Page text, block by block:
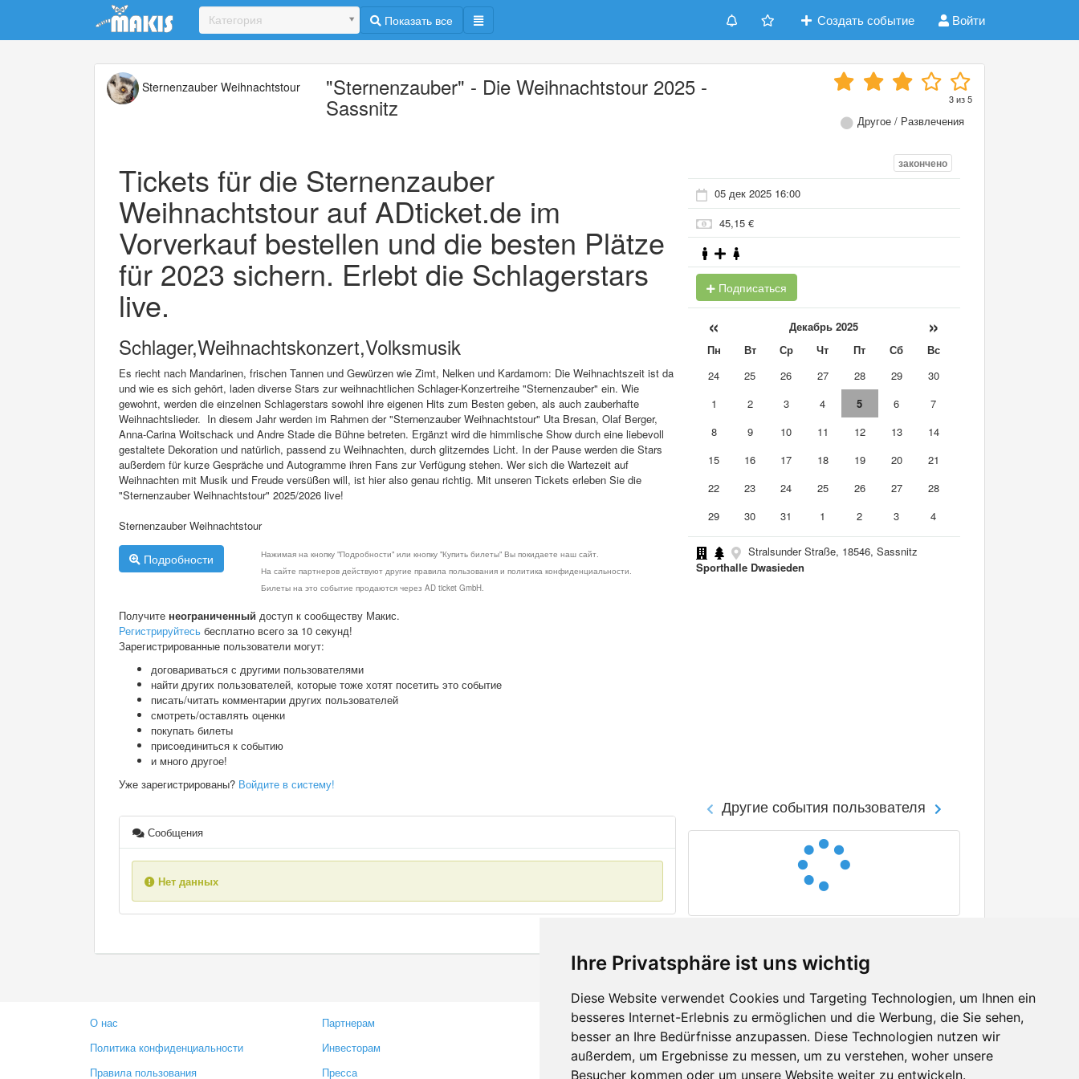
Ihre Privatsphäre ist uns wichtig
Diese Website verwendet Cookies und Targeting Technologien, um Ihnen ein
besseres Internet-Erlebnis zu ermöglichen und die Werbung, die Sie sehen,
besser an Ihre Bedürfnisse anzupassen. Diese Technologien nutzen wir
außerdem, um Ergebnisse zu messen, um zu verstehen, woher unsere
Besucher kommen oder um unsere Website weiter zu entwickeln.
Update cookies preferences
Категория Показать все Создать событие Войти
Sternenzauber Weihnachtstour "Sternenzauber" - Die Weihnachtstour 2025 -
Sassnitz 3из5
Другое / Развлечения
Tickets für die Sternenzauber
Weihnachtstour auf ADticket.de im
Vorverkauf bestellen und die besten Plätze
für 2023 sichern. Erlebt die Schlagerstars
live.
Schlager,Weihnachtskonzert,Volksmusik
Es riecht nach Mandarinen, frischen Tannen und Gewürzen wie Zimt, Nelken und Kardamom: Die Weihnachtszeit ist da
und wie es sich gehört, laden diverse Stars zur weihnachtlichen Schlager-Konzertreihe "Sternenzauber" ein. Wie
gewohnt, werden die einzelnen Schlagerstars sowohl ihre eigenen Hits zum Besten geben, als auch zauberhafte
Weihnachtslieder. In diesem Jahr werden im Rahmen der "Sternenzauber Weihnachtstour" Uta Bresan, Olaf Berger,
Anna-Carina Woitschack und Andre Stade die Bühne betreten. Ergänzt wird die himmlische Show durch eine liebevoll
gestaltete Dekoration und natürlich, passend zu Weihnachten, durch glitzerndes Licht. In der Pause werden die Stars
außerdem für kurze Gespräche und Autogramme ihren Fans zur Verfügung stehen. Wer sich die Wartezeit auf
Weihnachten mit Musik und Freude versüßen will, ist hier also genau richtig. Mit unseren Tickets erleben Sie die
"Sternenzauber Weihnachtstour" 2025/2026 live!
Sternenzauber Weihnachtstour
Подробности
Нажимая на кнопку "Подробности" или кнопку "Купить билеты" Вы покидаете наш сайт.
На сайте партнеров действуют другие правила пользования и политика конфиденциальности.
Билеты на это событие продаются через AD ticket GmbH.
Получите неограниченный доступ к сообществу Макис.
Регистрируйтесь бесплатно всего за 10 секунд!
Зарегистрированные пользователи могут:
договариваться с другими пользователями
найти других пользователей, которые тоже хотят посетить это событие
писать/читать комментарии других пользователей
смотреть/оставлять оценки
покупать билеты
присоединиться к событию
и много другое!
Уже зарегистрированы? Войдите в систему!
Сообщения
Нет данных
закончено
05 дек 2025 16:00
45,15 €
Подписаться
« Декабрь 2025 »
Пн Вт Ср Чт Пт Сб
Вс
24
25 26 27 28 29
30
1
2 3 4 5 6
7
8
9 10 11 12 13
14
15
16 17 18 19 20
21
22
23 24 25 26 27
28
29
30 31 1 2 3 4
Stralsunder Straße, 18546, Sassnitz
Sporthalle Dwasieden
Другие события пользователя
О нас
Политика конфиденциальности
Правила пользования
Партнерам
Инвесторам
Пресса
Контакты
Оставить отзыв
Сообщить об ошибке
Facebook
Twitter
YouTube